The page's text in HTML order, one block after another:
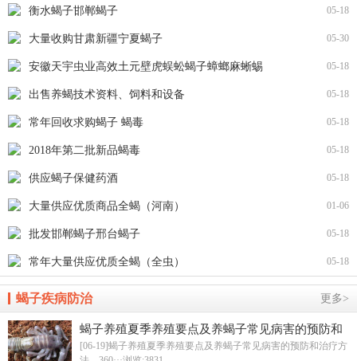
衡水蝎子邯郸蝎子 05-18
大量收购甘肃新疆宁夏蝎子 05-30
安徽天宇虫业高效土元壁虎蜈蚣蝎子蟑螂麻蜥蜴 05-18
出售养蝎技术资料、饲料和设备 05-18
常年回收求购蝎子 蝎毒 05-18
2018年第二批新品蝎毒 05-18
供应蝎子保健药酒 05-18
大量供应优质商品全蝎（河南） 01-06
批发邯郸蝎子邢台蝎子 05-18
常年大量供应优质全蝎（全虫） 05-18
更多>
蝎子疾病防治
蝎子养殖夏季养殖要点及养蝎子常见病害的预防和
治疗方法
[06-19]蝎子养殖夏季养殖要点及养蝎子常见病害的预防和治疗方